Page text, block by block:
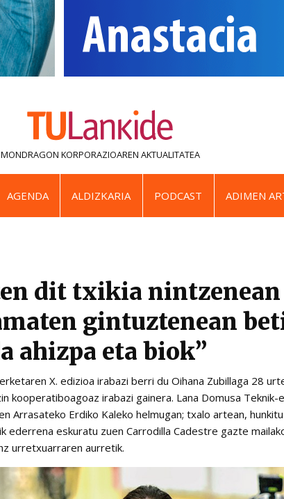
MONDRAGON KORPORAZIOAREN AKTUALITATEA
AGENDA ALDIZKARIA PODCAST ADIMEN
dit txikia
gintuztenean
ahizpa eta biok”
X. edizioa irabazi berri du Oihana Zubillaga 28
kooperatiboagoaz irabazi gainera. Lana Domusa Teknik-
Arrasateko Erdiko Kaleko helmugan; txalo artean,
ederrena eskuratu zuen Carrodilla Cadestre gazte
urretxuarraren aurretik.